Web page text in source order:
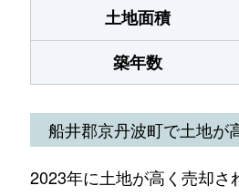
土地面積
築年数
船井郡京丹波町で土地が
2023年に土地が高く売却さ